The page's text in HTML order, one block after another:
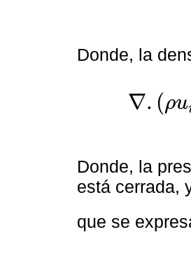
Donde, la
∇. (ρu
∇.ρ uiu = -∇p+∇
Donde, la
está cerrada,
que se